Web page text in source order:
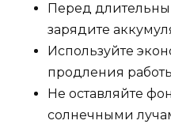
Перед
зарядите
Используйте
продления
Не оставляйте
солнечными